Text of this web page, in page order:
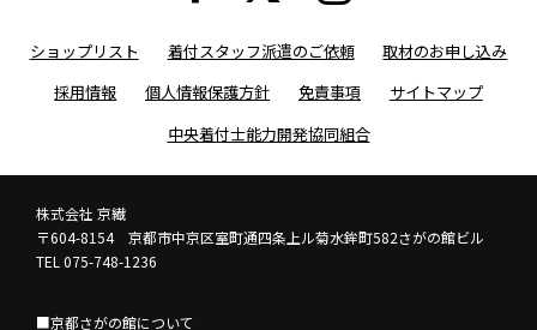
ショップリスト 着付スタッフ派遣のご依頼
取材のお申し込み
採用情報
個人情報保護方針 免責事項
サイトマップ
中央着付士能力開発協同組合
株式会社 京繊
〒604-8154 京都市中京区室町通四条上ル菊水鉾町582さがの館ビル
TEL 075-748-1236
■京都さがの館について